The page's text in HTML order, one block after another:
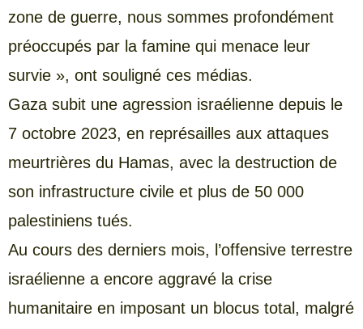
zone de guerre, nous sommes profondément
préoccupés par la famine qui menace leur
survie », ont souligné ces médias.
Gaza subit une agression israélienne depuis le
7 octobre 2023, en représailles aux attaques
meurtrières du Hamas, avec la destruction de
son infrastructure civile et plus de 50 000
palestiniens tués.
Au cours des derniers mois, l’offensive terrestre
israélienne a encore aggravé la crise
humanitaire en imposant un blocus total, malgré